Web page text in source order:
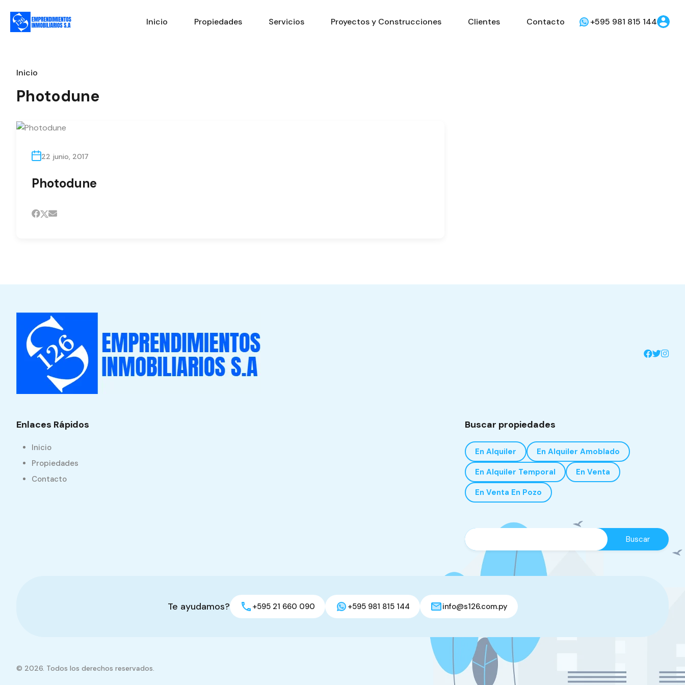
Inicio Propiedades Servicios Proyectos y Construcciones Clientes Contacto +595 981 815 144
Inicio
Photodune
22 junio, 2017
Photodune
Enlaces Rápidos
Inicio
Propiedades
Contacto
Buscar propiedades
En Alquiler
En Alquiler Amoblado
En Alquiler Temporal
En Venta
En Venta En Pozo
Te ayudamos? +595 21 660 090 +595 981 815 144 info@s126.com.py
© 2026. Todos los derechos reservados.